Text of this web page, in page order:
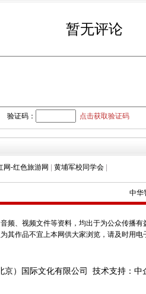
暂无评论
验证码： 点击获取验证码
网-红色旅游网 黄埔军校同学会
中华
频、视频文件等资料，均出于为公众传播
其作品不宜上本网供大家浏览，请及时用
京）国际文化有限公司 技术支持：